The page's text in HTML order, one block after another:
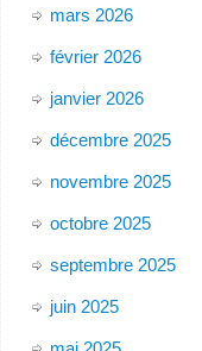
mars 2026
février 2026
janvier 2026
décembre 2025
novembre 2025
octobre 2025
septembre 2025
juin 2025